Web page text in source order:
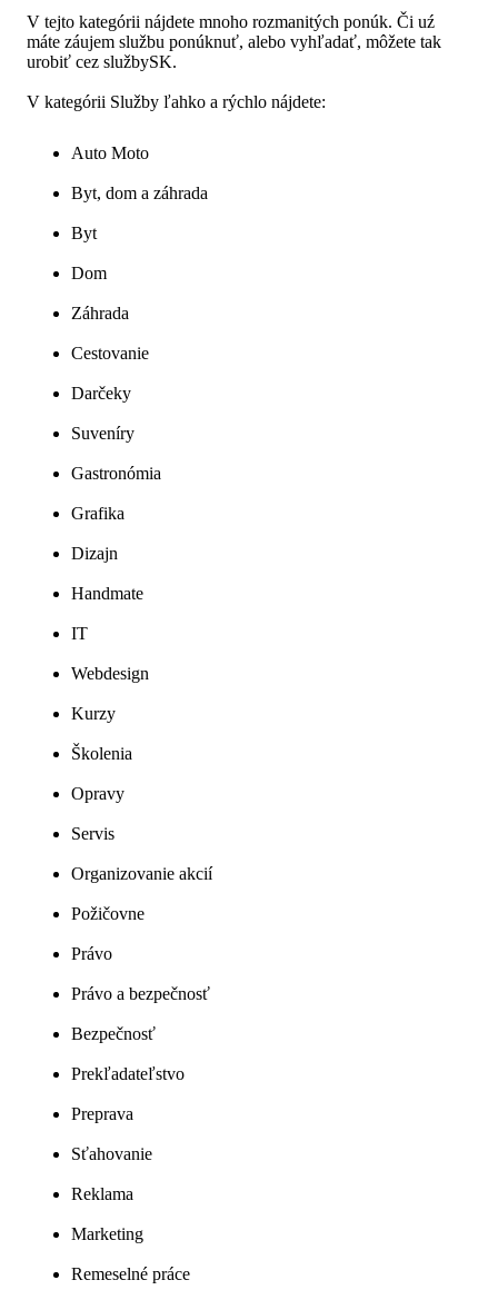
V tejto kategórii nájdete mnoho rozmanitých ponúk. Či uź
máte záujem službu ponúknuť, alebo vyhľadať, môžete tak
urobiť cez službySK.
V kategórii Služby ľahko a rýchlo nájdete:
Auto Moto
Byt, dom a záhrada
Byt
Dom
Záhrada
Cestovanie
Darčeky
Suveníry
Gastronómia
Grafika
Dizajn
Handmate
IT
Webdesign
Kurzy
Školenia
Opravy
Servis
Organizovanie akcií
Požičovne
Právo
Právo a bezpečnosť
Bezpečnosť
Prekľadateľstvo
Preprava
Sťahovanie
Reklama
Marketing
Remeselné práce